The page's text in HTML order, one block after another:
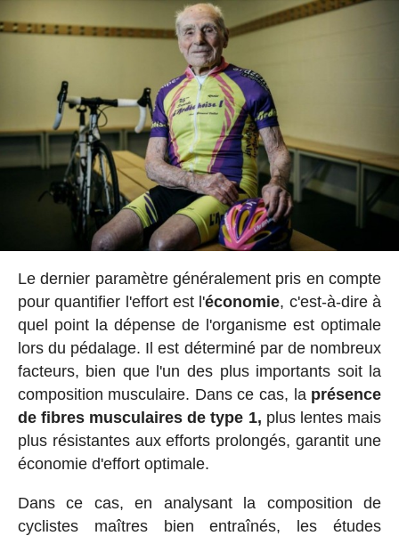
Le dernier paramètre généralement pris en compte
pour quantifier l'effort est l'économie, c'est-à-dire à
quel point la dépense de l'organisme est optimale
lors du pédalage. Il est déterminé par de nombreux
facteurs, bien que l'un des plus importants soit la
composition musculaire. Dans ce cas, la présence
de fibres musculaires de type 1, plus lentes mais
plus résistantes aux efforts prolongés, garantit une
économie d'effort optimale.
Dans ce cas, en analysant la composition de
cyclistes maîtres bien entraînés, les études